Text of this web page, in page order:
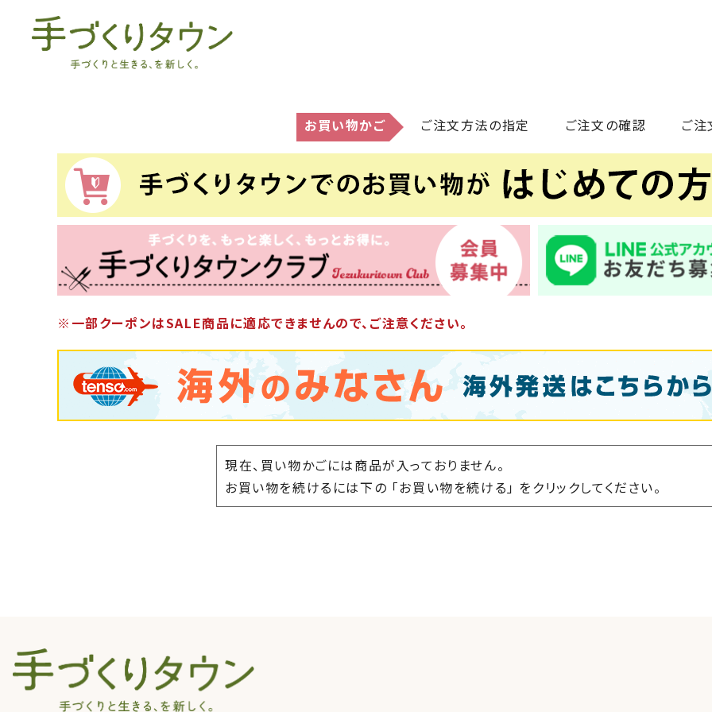
お買い物かご ご注文方法の指定 ご注文の確認 ご
※一部クーポンはSALE商品に適応できませんので、ご注意ください。
現在、買い物かごには商品が入っておりません。
お買い物を続けるには下の 「お買い物を続ける」 をクリックしてください。